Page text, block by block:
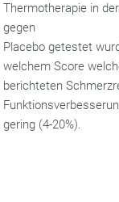
Thermotherapie in
gegen
Placebo getestet
welchem Score
berichteten
gering (4-20%).